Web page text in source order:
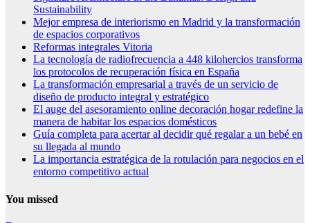
Sustainability
Mejor empresa de interiorismo en Madrid y la transformación
de espacios corporativos
Reformas integrales Vitoria
La tecnología de radiofrecuencia a 448 kilohercios transforma
los protocolos de recuperación física en España
La transformación empresarial a través de un servicio de
diseño de producto integral y estratégico
El auge del asesoramiento online decoración hogar redefine la
manera de habitar los espacios domésticos
Guía completa para acertar al decidir qué regalar a un bebé en
su llegada al mundo
La importancia estratégica de la rotulación para negocios en el
entorno competitivo actual
You missed